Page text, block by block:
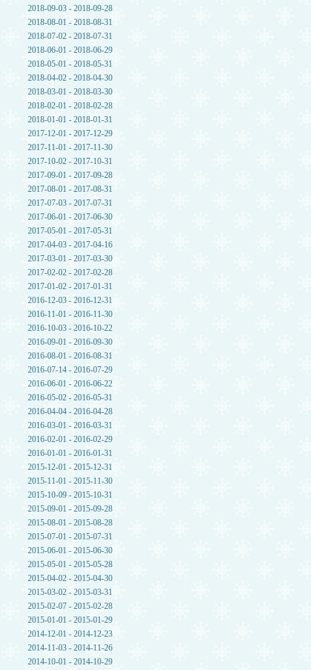
2018-09-03 - 2018-09-28
2018-08-01 - 2018-08-31
2018-07-02 - 2018-07-31
2018-06-01 - 2018-06-29
2018-05-01 - 2018-05-31
2018-04-02 - 2018-04-30
2018-03-01 - 2018-03-30
2018-02-01 - 2018-02-28
2018-01-01 - 2018-01-31
2017-12-01 - 2017-12-29
2017-11-01 - 2017-11-30
2017-10-02 - 2017-10-31
2017-09-01 - 2017-09-28
2017-08-01 - 2017-08-31
2017-07-03 - 2017-07-31
2017-06-01 - 2017-06-30
2017-05-01 - 2017-05-31
2017-04-03 - 2017-04-16
2017-03-01 - 2017-03-30
2017-02-02 - 2017-02-28
2017-01-02 - 2017-01-31
2016-12-03 - 2016-12-31
2016-11-01 - 2016-11-30
2016-10-03 - 2016-10-22
2016-09-01 - 2016-09-30
2016-08-01 - 2016-08-31
2016-07-14 - 2016-07-29
2016-06-01 - 2016-06-22
2016-05-02 - 2016-05-31
2016-04-04 - 2016-04-28
2016-03-01 - 2016-03-31
2016-02-01 - 2016-02-29
2016-01-01 - 2016-01-31
2015-12-01 - 2015-12-31
2015-11-01 - 2015-11-30
2015-10-09 - 2015-10-31
2015-09-01 - 2015-09-28
2015-08-01 - 2015-08-28
2015-07-01 - 2015-07-31
2015-06-01 - 2015-06-30
2015-05-01 - 2015-05-28
2015-04-02 - 2015-04-30
2015-03-02 - 2015-03-31
2015-02-07 - 2015-02-28
2015-01-01 - 2015-01-29
2014-12-01 - 2014-12-23
2014-11-03 - 2014-11-26
2014-10-01 - 2014-10-29